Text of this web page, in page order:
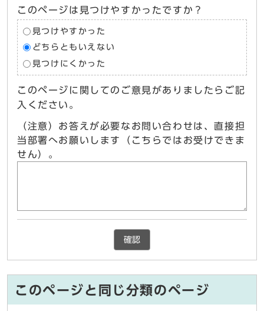
このページは見つけやすかったですか？
見つけやすかった
どちらともいえない
見つけにくかった
このページに関してのご意見がありましたらご記
入ください。
（注意）お答えが必要なお問い合わせは、直接担
当部署へお願いします（こちらではお受けできま
せん）。
確認
このページと同じ分類のページ